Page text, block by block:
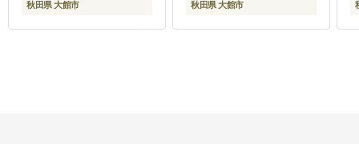
秋田県 大館市 秋田県 大館市